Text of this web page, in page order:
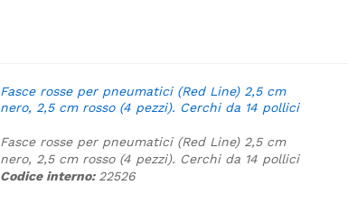
Fasce rosse per pneumatici (Red Line) 2,5 cm
nero, 2,5 cm rosso (4 pezzi). Cerchi da 14 pollici
Fasce rosse per pneumatici (Red Line) 2,5 cm
nero, 2,5 cm rosso (4 pezzi). Cerchi da 14 pollici
Codice interno: 22526